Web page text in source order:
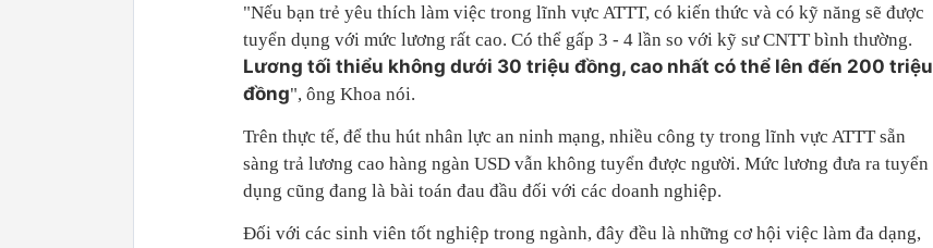
"Nếu bạn trẻ yêu thích làm việc trong lĩnh vực ATTT, có kiến thức và có kỹ năng sẽ được
tuyển dụng với mức lương rất cao. Có thể gấp 3 - 4 lần so với kỹ sư CNTT bình thường.
Lương tối thiểu không dưới 30 triệu đồng, cao nhất có thể lên đến 200 triệu
đồng", ông Khoa nói.
Trên thực tế, để thu hút nhân lực an ninh mạng, nhiều công ty trong lĩnh vực ATTT sẵn
sàng trả lương cao hàng ngàn USD vẫn không tuyển được người. Mức lương đưa ra tuyển
dụng cũng đang là bài toán đau đầu đối với các doanh nghiệp.
Đối với các sinh viên tốt nghiệp trong ngành, đây đều là những cơ hội việc làm đa dạng,